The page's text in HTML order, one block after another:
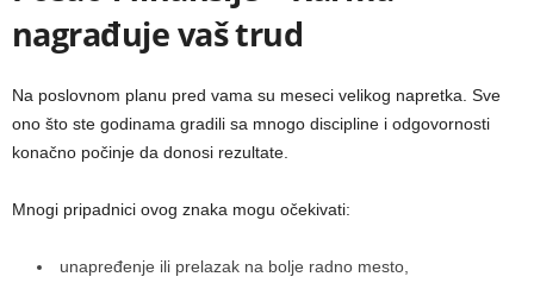
nagrađuje vaš trud
Na poslovnom planu pred vama su meseci velikog napretka. Sve
ono što ste godinama gradili sa mnogo discipline i odgovornosti
konačno počinje da donosi rezultate.
Mnogi pripadnici ovog znaka mogu očekivati:
unapređenje ili prelazak na bolje radno mesto,